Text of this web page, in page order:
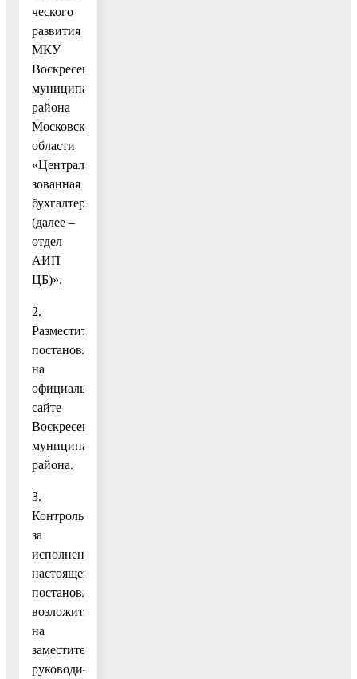
ческого
развития
МКУ
Воскресенского
муниципального
района
Московской
области
«Централи-
зованная
бухгалтерия»
(далее –
отдел
АИП
ЦБ)».
2.
Разместить
постановление
на
официальном
сайте
Воскресенского
муниципального
района.
3.
Контроль
за
исполнением
настоящего
постановления
возложить
на
заместителя
руководи-